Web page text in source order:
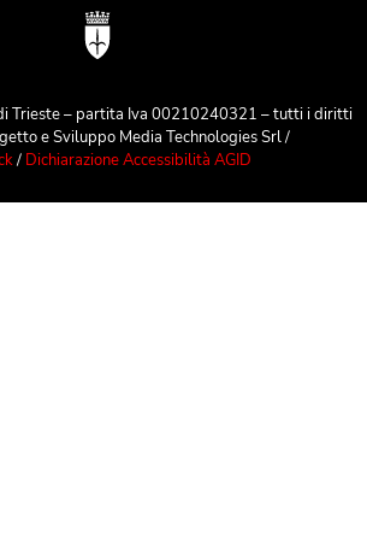
Trieste – partita Iva 00210240321 – tutti i diritti
e Sviluppo Media Technologies Srl /
/ Dichiarazione Accessibilità AGID